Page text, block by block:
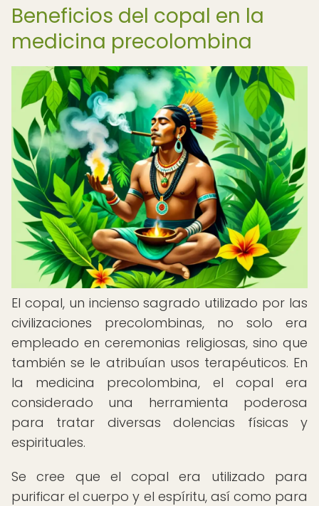
Beneficios del copal en la
medicina precolombina
El copal, un incienso sagrado utilizado por las
civilizaciones precolombinas, no solo era
empleado en ceremonias religiosas, sino que
también se le atribuían usos terapéuticos. En
la medicina precolombina, el copal era
considerado una herramienta poderosa
para tratar diversas dolencias físicas y
espirituales.
Se cree que el copal era utilizado para
purificar el cuerpo y el espíritu, así como para